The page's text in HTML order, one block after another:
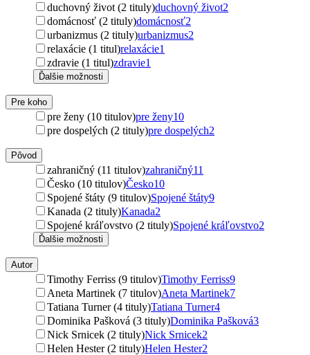
duchovný život (2 tituly)duchovný život2
domácnosť (2 tituly)domácnosť2
urbanizmus (2 tituly)urbanizmus2
relaxácie (1 titul)relaxácie1
zdravie (1 titul)zdravie1
Ďalšie možnosti
Pre koho
pre ženy (10 titulov)pre ženy10
pre dospelých (2 tituly)pre dospelých2
Pôvod
zahraničný (11 titulov)zahraničný11
Česko (10 titulov)Česko10
Spojené štáty (9 titulov)Spojené štáty9
Kanada (2 tituly)Kanada2
Spojené kráľovstvo (2 tituly)Spojené kráľovstvo2
Ďalšie možnosti
Autor
Timothy Ferriss (9 titulov)Timothy Ferriss9
Aneta Martinek (7 titulov)Aneta Martinek7
Tatiana Turner (4 tituly)Tatiana Turner4
Dominika Pašková (3 tituly)Dominika Pašková3
Nick Srnicek (2 tituly)Nick Srnicek2
Helen Hester (2 tituly)Helen Hester2